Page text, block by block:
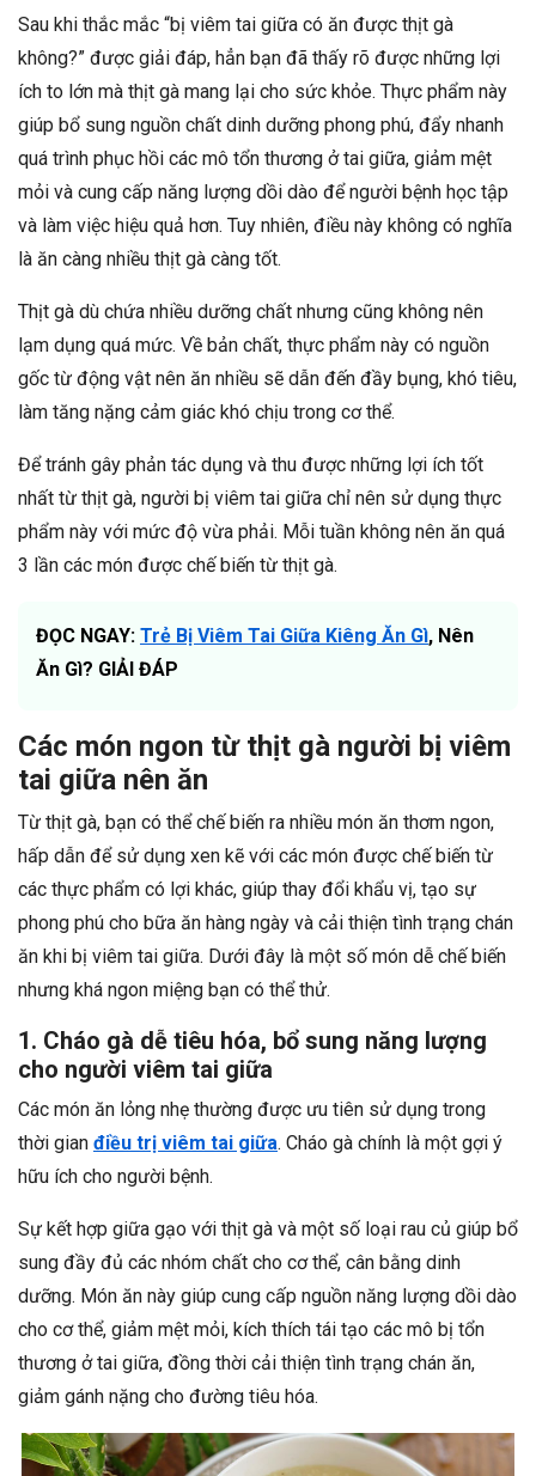
Sau khi thắc mắc “bị viêm tai giữa có ăn được thịt gà
không?” được giải đáp, hẳn bạn đã thấy rõ được những lợi
ích to lớn mà thịt gà mang lại cho sức khỏe. Thực phẩm này
giúp bổ sung nguồn chất dinh dưỡng phong phú, đẩy nhanh
quá trình phục hồi các mô tổn thương ở tai giữa, giảm mệt
mỏi và cung cấp năng lượng dồi dào để người bệnh học tập
và làm việc hiệu quả hơn. Tuy nhiên, điều này không có nghĩa
là ăn càng nhiều thịt gà càng tốt.
Thịt gà dù chứa nhiều dưỡng chất nhưng cũng không nên
lạm dụng quá mức. Về bản chất, thực phẩm này có nguồn
gốc từ động vật nên ăn nhiều sẽ dẫn đến đầy bụng, khó tiêu,
làm tăng nặng cảm giác khó chịu trong cơ thể.
Để tránh gây phản tác dụng và thu được những lợi ích tốt
nhất từ thịt gà, người bị viêm tai giữa chỉ nên sử dụng thực
phẩm này với mức độ vừa phải. Mỗi tuần không nên ăn quá
3 lần các món được chế biến từ thịt gà.
ĐỌC NGAY: Trẻ Bị Viêm Tai Giữa Kiêng Ăn Gì, Nên
Ăn Gì? GIẢI ĐÁP
Các món ngon từ thịt gà người bị viêm
tai giữa nên ăn
Từ thịt gà, bạn có thể chế biến ra nhiều món ăn thơm ngon,
hấp dẫn để sử dụng xen kẽ với các món được chế biến từ
các thực phẩm có lợi khác, giúp thay đổi khẩu vị, tạo sự
phong phú cho bữa ăn hàng ngày và cải thiện tình trạng chán
ăn khi bị viêm tai giữa. Dưới đây là một số món dễ chế biến
nhưng khá ngon miệng bạn có thể thử.
1. Cháo gà dễ tiêu hóa, bổ sung năng lượng
cho người viêm tai giữa
Các món ăn lỏng nhẹ thường được ưu tiên sử dụng trong
thời gian điều trị viêm tai giữa. Cháo gà chính là một gợi ý
hữu ích cho người bệnh.
Sự kết hợp giữa gạo với thịt gà và một số loại rau củ giúp bổ
sung đầy đủ các nhóm chất cho cơ thể, cân bằng dinh
dưỡng. Món ăn này giúp cung cấp nguồn năng lượng dồi dào
cho cơ thể, giảm mệt mỏi, kích thích tái tạo các mô bị tổn
thương ở tai giữa, đồng thời cải thiện tình trạng chán ăn,
giảm gánh nặng cho đường tiêu hóa.